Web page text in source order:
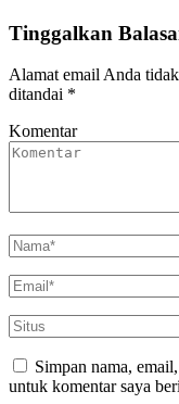
Tinggalkan
Alamat email Anda
ditandai *
Komentar
Simpan nama,
untuk komentar saya